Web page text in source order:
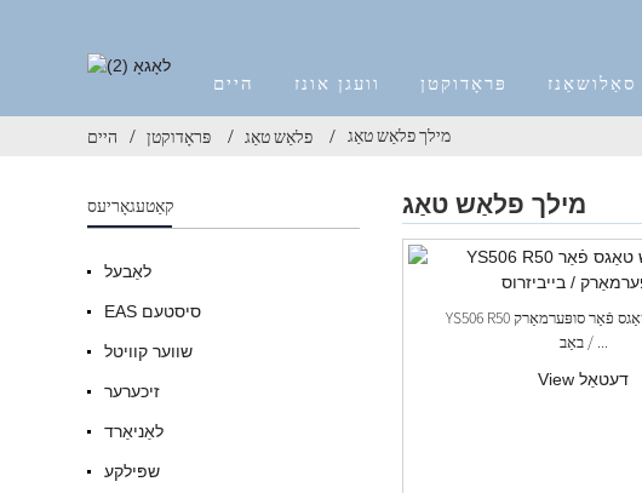
היים וועגן אונז פּראָדוקטן סאַלושאַנז
היים פּראָדוקטן פלאַש טאַג מילך פלאַש טאַג
קאַטעגאָריעס
לאַבעל
EAS סיסטעם
שווער קוויטל
זיכערער
לאַניאַרד
שפּילקע
מילך פלאַש טאַג
YS506 R50 מילך פלאַש טאַגס פֿאַר סופּערמאַרק
/ באַב ...
View דעטאַל